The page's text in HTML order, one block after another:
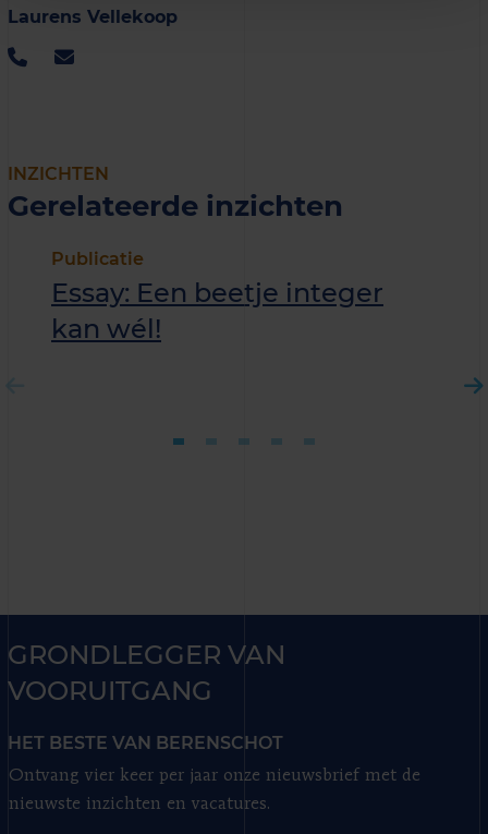
Laurens Vellekoop
INZICHTEN
Gerelateerde inzichten
Publicatie
Essay: Een beetje integer
kan wél!
GRONDLEGGER VAN
VOORUITGANG
HET BESTE VAN BERENSCHOT
Ontvang vier keer per jaar onze nieuwsbrief met de
nieuwste inzichten en vacatures.